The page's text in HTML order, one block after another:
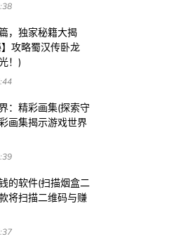
，独家秘籍大揭
攻略蜀汉传卧龙
！)
：精彩画集(探索守
画集揭示游戏世界
的软件(扫描烟盒二
将扫描二维码与赚